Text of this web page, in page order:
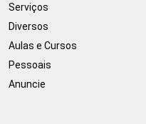
Serviços
Diversos
Aulas e Cursos
Pessoais
Anuncie